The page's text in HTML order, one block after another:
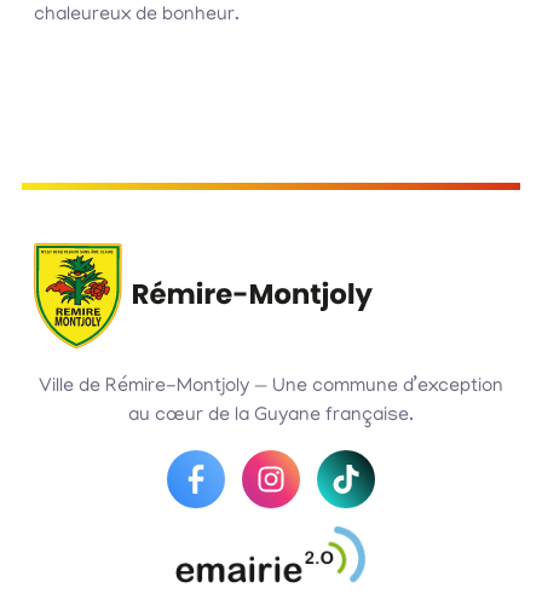
chaleureux de bonheur.
Ville de Rémire-Montjoly — Une commune d’exception
au cœur de la Guyane française.